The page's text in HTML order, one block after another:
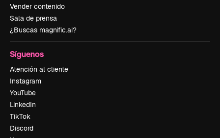
Vender contenido
Sala de prensa
¿Buscas magnific.ai?
Síguenos
Atención al cliente
Instagram
YouTube
LinkedIn
TikTok
Discord